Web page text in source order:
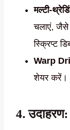
मल्टी-
चलाएं, जैसे
स्क्रिप्ट
Warp
शेयर करें।
4.